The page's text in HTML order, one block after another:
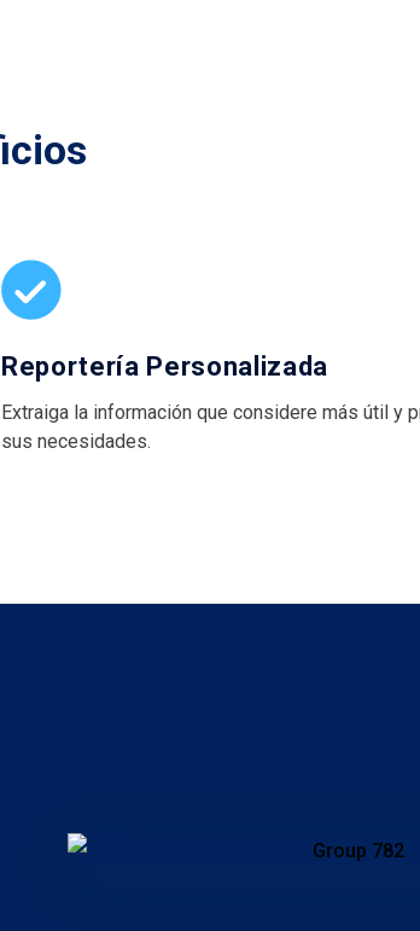
Reportería Personalizada
Extraiga la información que considere más útil y
sus necesidades.